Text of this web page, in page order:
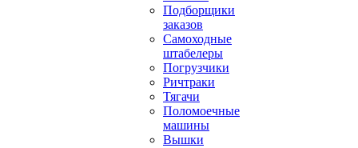
Подборщики
заказов
Самоходные
штабелеры
Погрузчики
Ричтраки
Тягачи
Поломоечные
машины
Вышки